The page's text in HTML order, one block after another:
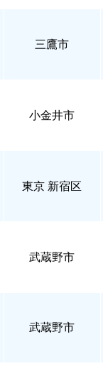
三鷹市
小金井市
東京 新宿区
武蔵野市
武蔵野市